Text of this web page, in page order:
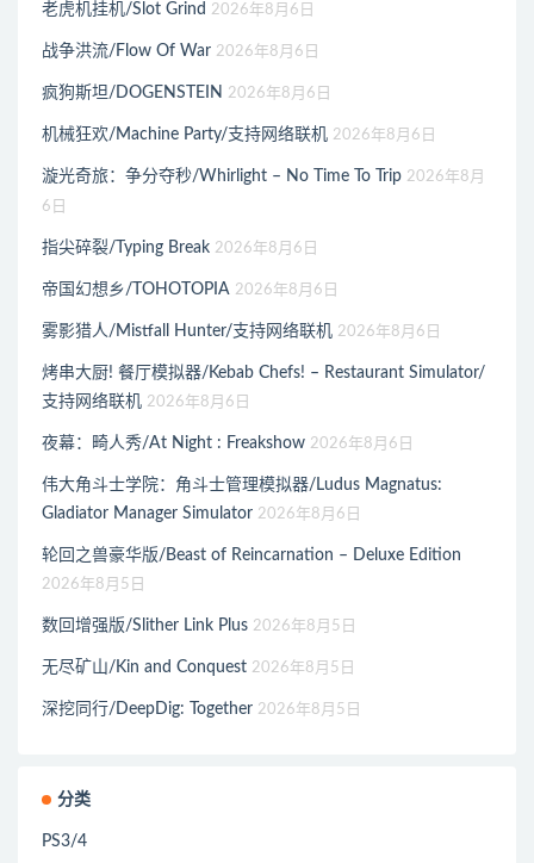
老虎机挂机/Slot Grind 2026年8月6日
战争洪流/Flow Of War 2026年8月6日
疯狗斯坦/DOGENSTEIN 2026年8月6日
机械狂欢/Machine Party/支持网络联机 2026年8月6日
漩光奇旅：争分夺秒/Whirlight – No Time To Trip 2026年8月
6日
指尖碎裂/Typing Break 2026年8月6日
帝国幻想乡/TOHOTOPIA 2026年8月6日
雾影猎人/Mistfall Hunter/支持网络联机 2026年8月6日
烤串大厨! 餐厅模拟器/Kebab Chefs! – Restaurant Simulator/
支持网络联机 2026年8月6日
夜幕：畸人秀/At Night : Freakshow 2026年8月6日
伟大角斗士学院：角斗士管理模拟器/Ludus Magnatus:
Gladiator Manager Simulator 2026年8月6日
轮回之兽豪华版/Beast of Reincarnation – Deluxe Edition
2026年8月5日
数回增强版/Slither Link Plus 2026年8月5日
无尽矿山/Kin and Conquest 2026年8月5日
深挖同行/DeepDig: Together 2026年8月5日
分类
PS3/4